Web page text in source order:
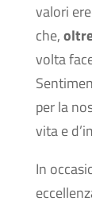
valori
che,
volta
per la
vita e
In